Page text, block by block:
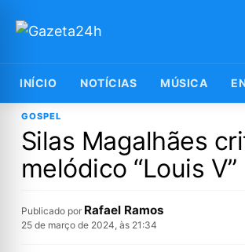
INÍCIO NOTÍCIAS MÚSICA
GOSPEL
Silas Magalhães
melódico “Louis V”
Publicado por Rafael Ramos
25 de março de 2024, às 21:34